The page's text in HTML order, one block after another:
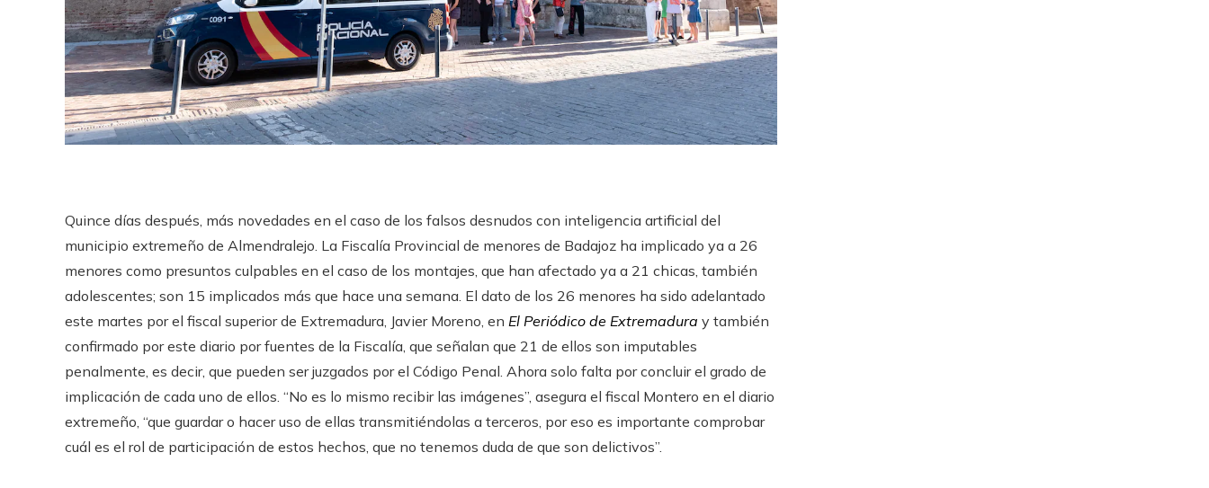
Quince días después, más novedades en el caso de los falsos desnudos con inteligencia artificial del
municipio extremeño de Almendralejo. La Fiscalía Provincial de menores de Badajoz ha implicado ya a 26
menores como presuntos culpables en el caso de los montajes, que han afectado ya a 21 chicas, también
adolescentes; son 15 implicados más que hace una semana. El dato de los 26 menores ha sido adelantado
este martes por el fiscal superior de Extremadura, Javier Moreno, en El Periódico de Extremadura y también
confirmado por este diario por fuentes de la Fiscalía, que señalan que 21 de ellos son imputables
penalmente, es decir, que pueden ser juzgados por el Código Penal. Ahora solo falta por concluir el grado de
implicación de cada uno de ellos. “No es lo mismo recibir las imágenes”, asegura el fiscal Montero en el diario
extremeño, “que guardar o hacer uso de ellas transmitiéndolas a terceros, por eso es importante comprobar
cuál es el rol de participación de estos hechos, que no tenemos duda de que son delictivos”.